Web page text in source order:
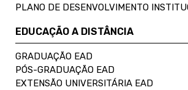
PLANO DE DESENVOLVIMENTO
EDUCAÇÃO A DISTÂNCIA
GRADUAÇÃO EAD
PÓS-GRADUAÇÃO EAD
EXTENSÃO UNIVERSITÁRIA EAD